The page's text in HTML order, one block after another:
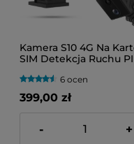
Kamera S10 4G Na
SIM Detekcja Ruchu
Online) 6 ocen
399,00 zł
- +